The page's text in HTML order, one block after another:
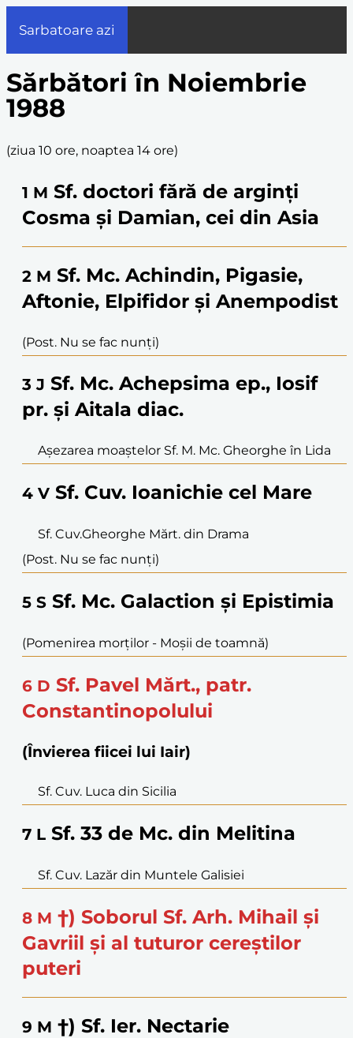
Sarbatoare azi
Sărbători în Noiembrie
1988
(ziua 10 ore, noaptea 14 ore)
1 M Sf. doctori fără de arginți
Cosma și Damian, cei din Asia
2 M Sf. Mc. Achindin, Pigasie,
Aftonie, Elpifidor și Anempodist
(Post. Nu se fac nunți)
3 J Sf. Mc. Achepsima ep., Iosif
pr. și Aitala diac.
Așezarea moaștelor Sf. M. Mc. Gheorghe în Lida
4 V Sf. Cuv. Ioanichie cel Mare
Sf. Cuv.Gheorghe Mărt. din Drama
(Post. Nu se fac nunți)
5 S Sf. Mc. Galaction și Epistimia
(Pomenirea morților - Moşii de toamnă)
6 D Sf. Pavel Mărt., patr.
Constantinopolului
(Învierea fiicei lui Iair)
Sf. Cuv. Luca din Sicilia
7 L Sf. 33 de Mc. din Melitina
Sf. Cuv. Lazăr din Muntele Galisiei
8 M †) Soborul Sf. Arh. Mihail și
Gavriil și al tuturor cereștilor
puteri
9 M †) Sf. Ier. Nectarie